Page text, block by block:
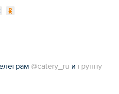
@catery_ru и группу